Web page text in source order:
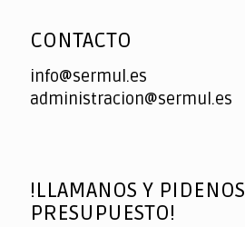
CONTACTO
info@sermul.es
administracion@sermul.es
!LLAMANOS Y PIDENOS
PRESUPUESTO!